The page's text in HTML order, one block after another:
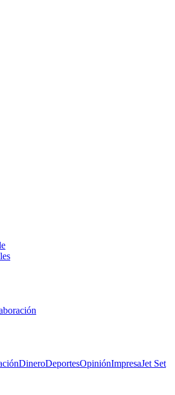
DineroDeportesOpiniónImpresaJet Set